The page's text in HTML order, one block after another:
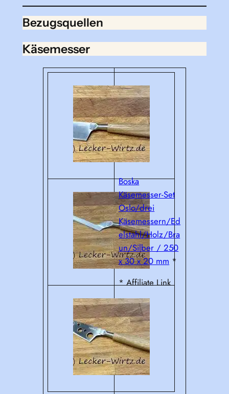
Bezugsquellen
Käsemesser
Boska
Käsemesser-Set
Oslo/drei
Käsemessern/Ed
elstahl/Holz/Bra
un/Silber / 250
x 30 x 20 mm *
* Affiliate Link